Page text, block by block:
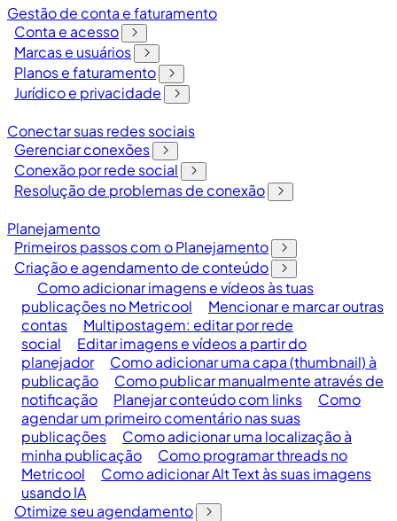
Gestão de conta e faturamento
Conta e acesso
Marcas e usuários
Planos e faturamento
Jurídico e privacidade
Conectar suas redes sociais
Gerenciar conexões
Conexão por rede social
Resolução de problemas de conexão
Planejamento
Primeiros passos com o Planejamento
Criação e agendamento de conteúdo
Como adicionar imagens e vídeos às tuas
publicações no Metricool
Mencionar e marcar outras
contas
Multipostagem: editar por rede
social
Editar imagens e vídeos a partir do
planejador
Como adicionar uma capa (thumbnail) à
publicação
Como publicar manualmente através de
notificação
Planejar conteúdo com links
Como
agendar um primeiro comentário nas suas
publicações
Como adicionar uma localização à
minha publicação
Como programar threads no
Metricool
Como adicionar Alt Text às suas imagens
usando IA
Otimize seu agendamento